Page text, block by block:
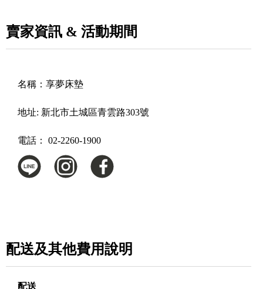
賣家資訊 & 活動期間
名稱： 享夢床墊
地址: 新北市土城區青雲路303號
電話： 02-2260-1900
配送及其他費用說明
配送